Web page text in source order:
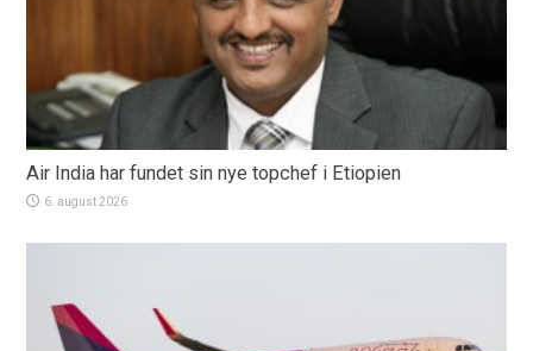
Air India har fundet sin nye topchef i Etiopien
6. august 2026